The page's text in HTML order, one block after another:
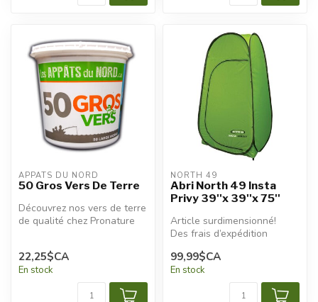
APPÂTS DU NORD
50 Gros Vers De Terre
Découvrez nos vers de terre
de qualité chez Pronature
22,25$CA
En stock
NORTH 49
Abri North 49 Insta
Privy 39''x 39''x 75''
Article surdimensionné!
Des frais d’expédition
appliqués.
99,99$CA
En stock